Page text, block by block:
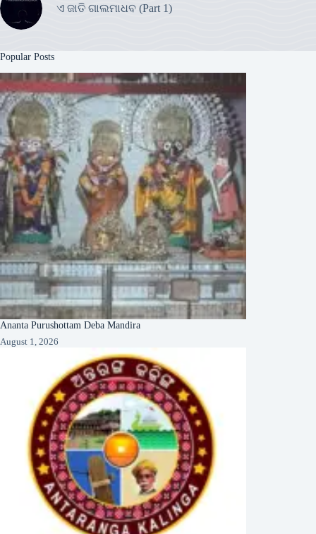
ଏ ଜାତି ଗାଲମାଧବ (Part 1)
Popular Posts
Ananta Purushottam Deba Mandira
August 1, 2026